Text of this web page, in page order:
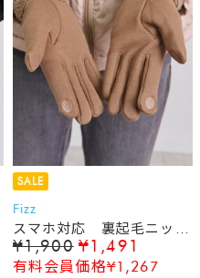
SALE
Fizz
スマホ対応 裏起毛ニット
レースグローブ
¥1,900 ¥1,491
有料会員価格¥1,267